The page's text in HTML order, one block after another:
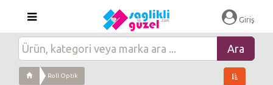
Giriş
Roll Optik